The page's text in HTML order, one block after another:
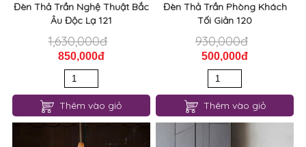
Đèn Thả Trần Nghệ Thuật Bắc
Âu Độc Lạ 121
1,630,000đ
850,000đ
Thêm vào giỏ
Đèn Thả Trần Phòng Khách
Tối Giản 120
930,000đ
500,000đ
Thêm vào giỏ